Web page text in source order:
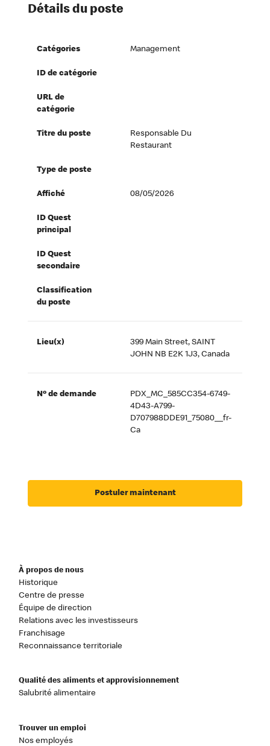
Détails du poste
Catégories Management
ID de catégorie
URL de
catégorie
Titre du poste
Responsable Du
Restaurant
Type de poste
Affiché 08/05/2026
ID Quest
principal
ID Quest
secondaire
Classification
du poste
Lieu(x)
399 Main Street, SAINT
JOHN NB E2K 1J3, Canada
Nº de demande
PDX_MC_585CC354-6749-
4D43-A799-
D707988DDE91_75080__fr-
Ca
Postuler maintenant
À propos de nous
Historique
Centre de presse
Équipe de direction
Relations avec les investisseurs
Franchisage
Reconnaissance territoriale
Qualité des aliments et approvisionnement
Salubrité alimentaire
Trouver un emploi
Nos employés